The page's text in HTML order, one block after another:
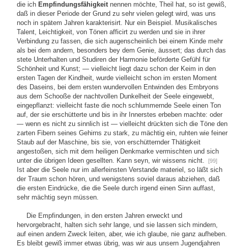
die ich Empfindungsfähigkeitnennen möchte, Theil hat, so ist gewiß,
daß in dieser Periode der Grund zu sehr vielen gelegt wird, was uns
noch in spätem Jahren karakterisirt. Nur ein Beispiel. Musikalisches
Talent, Leichtigkeit, von Tönen afficirt zu werden und sie in ihrer
Verbindung zu fassen, die sich augenscheinlich bei einem Kinde mehr
als bei dem andern, besonders bey dem Genie, äussert; das durch das
stete Unterhalten und Studiren der Harmonie beförderte Gefühl für
Schönheit und Kunst; — vielleicht liegt dazu schon der Keim in den
ersten Tagen der Kindheit, wurde vielleicht schon im ersten Moment
des Daseins, bei dem ersten wundervollen Entwinden des Embryons
aus dem Schooße der nachtvollen Dunkelheit der Seele eingewebt,
eingepflanzt: vielleicht faste die noch schlummernde Seele einen Ton
auf, der sie erschütterte und bis in ihr Innerstes erbeben machte: oder
— wenn es nicht zu sinnlich ist — vielleicht drückten sich die Töne den
zarten Fibern seines Gehirns zu stark, zu mächtig ein, ruhten wie feiner
Staub auf der Maschine, bis sie, von erschütternder Thätigkeit
angestoßen, sich mit dem heiligen Denkmarke vermischten und sich
unter die übrigen Ideen gesellten. Kann seyn, wir wissens nicht.
[99]
Ist aber die Seele nur im allerfeinsten Verstande materiel, so läßt sich
der Traum schon hören, und wenigstens soviel daraus abziehen, daß
die ersten Eindrücke, die die Seele durch irgend einen Sinn auffast,
sehr mächtig seyn müssen.
Die Empfindungen, in den ersten Jahren erweckt und
hervorgebracht, halten sich sehr lange, und sie lassen sich mindern,
auf einen andern Zweck leiten, aber, wie ich glaube, nie ganz aufheben.
Es bleibt gewiß immer etwas übrig, was wir aus unsern Jugendjahren